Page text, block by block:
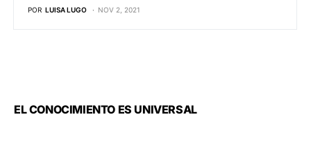
POR LUISA LUGO NOV 2, 2021
EL CONOCIMIENTO ES UNIVERSAL